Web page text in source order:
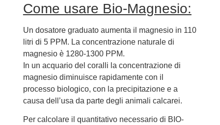
Come usare Bio-Magnesio:
Un dosatore graduato aumenta il magnesio in 110
litri di 5 PPM. La concentrazione naturale di
magnesio è 1280-1300 PPM.
In un acquario del coralli la concentrazione di
magnesio diminuisce rapidamente con il
processo biologico, con la precipitazione e a
causa dell’usa da parte degli animali calcarei.
Per calcolare il quantitativo necessario di BIO-